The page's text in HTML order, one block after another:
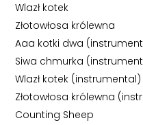
Wlazł kotek
Złotowłosa królewna
Aaa kotki dwa
Siwa chmurka
Wlazł kotek (instrumental)
Złotowłosa królewna
Counting Sheep